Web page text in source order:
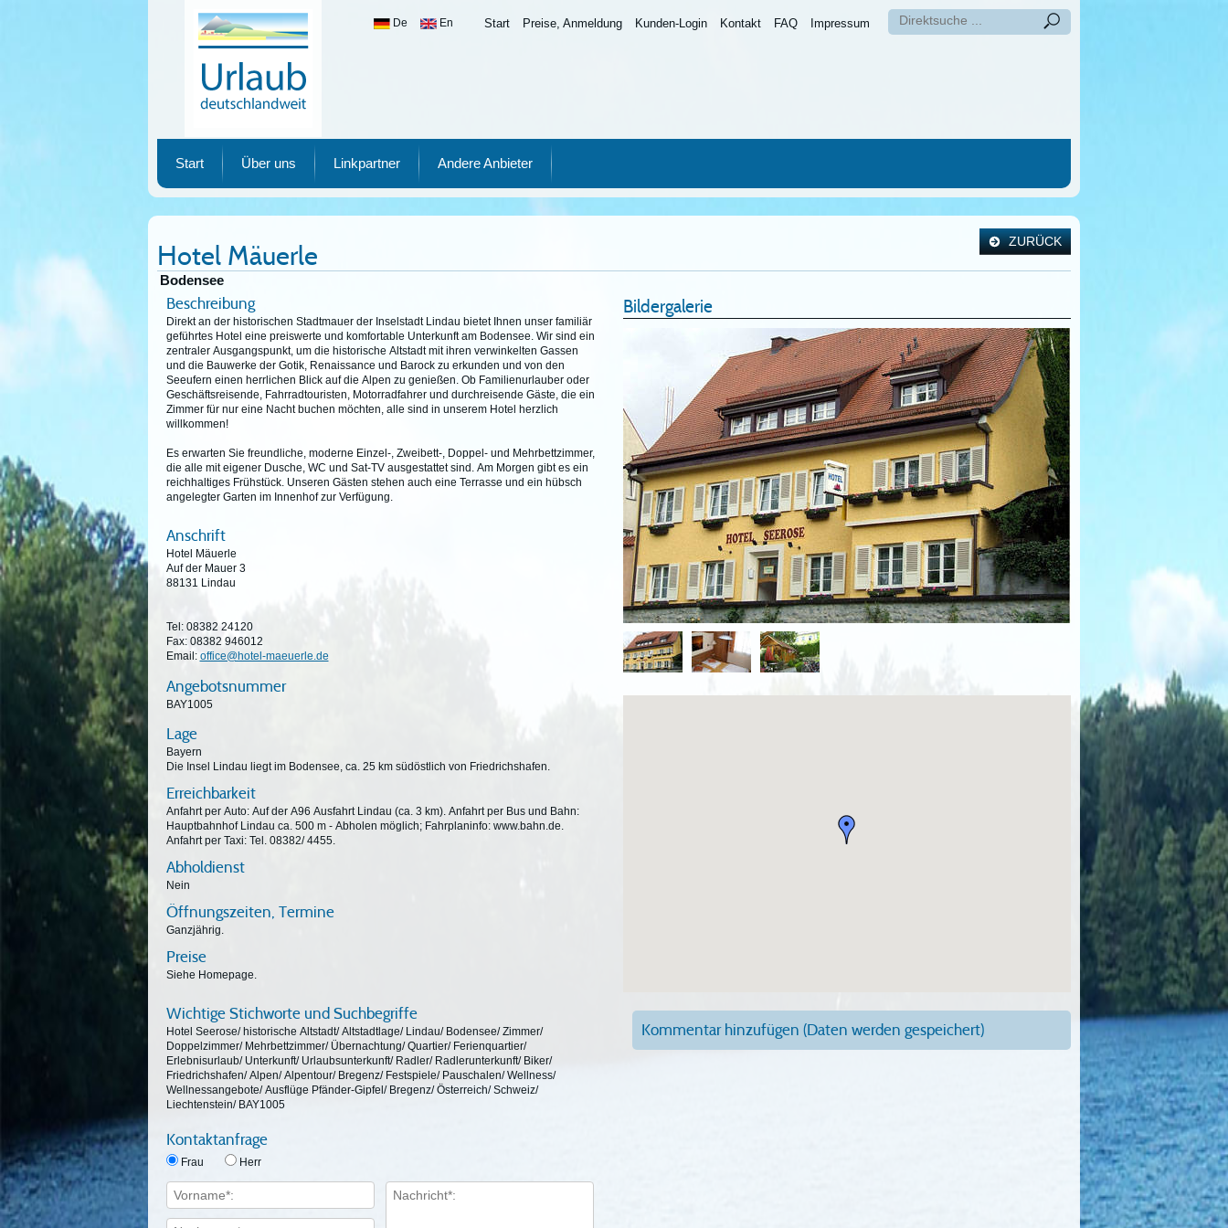
Start Preise, Anmeldung Kunden-Login Kontakt FAQ Impressum
De En
Start Über uns Linkpartner Andere Anbieter
ZURÜCK
Hotel Mäuerle
Bodensee
Beschreibung
Direkt an der historischen Stadtmauer der Inselstadt Lindau bietet Ihnen unser familiär
geführtes Hotel eine preiswerte und komfortable Unterkunft am Bodensee. Wir sind ein
zentraler Ausgangspunkt, um die historische Altstadt mit ihren verwinkelten Gassen
und die Bauwerke der Gotik, Renaissance und Barock zu erkunden und von den
Seeufern einen herrlichen Blick auf die Alpen zu genießen. Ob Familienurlauber oder
Geschäftsreisende, Fahrradtouristen, Motorradfahrer und durchreisende Gäste, die ein
Zimmer für nur eine Nacht buchen möchten, alle sind in unserem Hotel herzlich
willkommen!
Es erwarten Sie freundliche, moderne Einzel-, Zweibett-, Doppel- und Mehrbettzimmer,
die alle mit eigener Dusche, WC und Sat-TV ausgestattet sind. Am Morgen gibt es ein
reichhaltiges Frühstück. Unseren Gästen stehen auch eine Terrasse und ein hübsch
angelegter Garten im Innenhof zur Verfügung.
Anschrift
Hotel Mäuerle
Auf der Mauer 3
88131 Lindau
Tel: 08382 24120
Fax: 08382 946012
Email: office@hotel-maeuerle.de
Angebotsnummer
BAY1005
Lage
Bayern
Die Insel Lindau liegt im Bodensee, ca. 25 km südöstlich von Friedrichshafen.
Erreichbarkeit
Anfahrt per Auto: Auf der A96 Ausfahrt Lindau (ca. 3 km). Anfahrt per Bus und Bahn:
Hauptbahnhof Lindau ca. 500 m - Abholen möglich; Fahrplaninfo: www.bahn.de.
Anfahrt per Taxi: Tel. 08382/ 4455.
Abholdienst
Nein
Öffnungszeiten, Termine
Ganzjährig.
Preise
Siehe Homepage.
Wichtige Stichworte und Suchbegriffe
Hotel Seerose/ historische Altstadt/ Altstadtlage/ Lindau/ Bodensee/ Zimmer/
Doppelzimmer/ Mehrbettzimmer/ Übernachtung/ Quartier/ Ferienquartier/
Erlebnisurlaub/ Unterkunft/ Urlaubsunterkunft/ Radler/ Radlerunterkunft/ Biker/
Friedrichshafen/ Alpen/ Alpentour/ Bregenz/ Festspiele/ Pauschalen/ Wellness/
Wellnessangebote/ Ausflüge Pfänder-Gipfel/ Bregenz/ Österreich/ Schweiz/
Liechtenstein/ BAY1005
Kontaktanfrage
Frau Herr
Bildergalerie
Kommentar hinzufügen (Daten werden gespeichert)